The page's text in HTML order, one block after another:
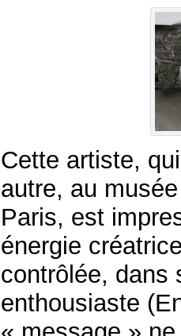
Cette artiste,
autre, au
Paris, est
énergie
contrôlée, dans
enthousiaste